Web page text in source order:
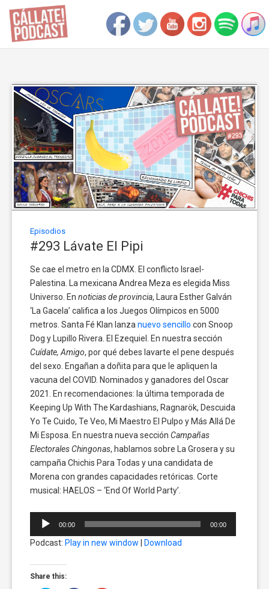
Episodios
#293 Lávate El Pipi
Se cae el metro en la CDMX. El conflicto Israel-
Palestina. La mexicana Andrea Meza es elegida Miss
Universo. En noticias de provincia, Laura Esther Galván
‘La Gacela’ califica a los Juegos Olímpicos en 5000
metros. Santa Fé Klan lanza nuevo sencillo con Snoop
Dog y Lupillo Rivera. El Ezequiel. En nuestra sección
Cuídate, Amigo, por qué debes lavarte el pene después
del sexo. Engañan a doñita para que le apliquen la
vacuna del COVID. Nominados y ganadores del Oscar
2021. En recomendaciones: la última temporada de
Keeping Up With The Kardashians, Ragnarök, Descuida
Yo Te Cuido, Te Veo, Mi Maestro El Pulpo y Más Allá De
Mi Esposa. En nuestra nueva sección Campañas
Electorales Chingonas, hablamos sobre La Grosera y su
campaña Chichis Para Todas y una candidata de
Morena con grandes capacidades retóricas. Corte
musical: HAELOS – ‘End Of World Party’.
Reproductor
audio
00:00 00:00
Podcast: Play in new window | Download
Share this: